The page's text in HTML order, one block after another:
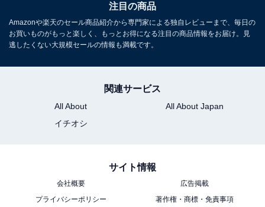
交通手段：JR仙石線 松島海岸駅より車で約5分（無料送
迎有※要連絡）／三陸自動車道 松島海岸ICより約10分
大人1名（参考価格）：2万1000円
※料金は公式Webサイト参考価格
※プラン・部屋により価格は変動します
注目の商品
Amazonや楽天のセール商品紹介から専門家による独自レビューまで、毎日の
お買いものがもっと楽しく、もっとお得になる注目の商品情報をお届け。見
逃したくない大規模セールの情報も満載です。
関連サービス
All About
All About Japan
イチオシ
サイト情報
会社概要
広告掲載
プライバシーポリシー
著作権・商標・免責事項